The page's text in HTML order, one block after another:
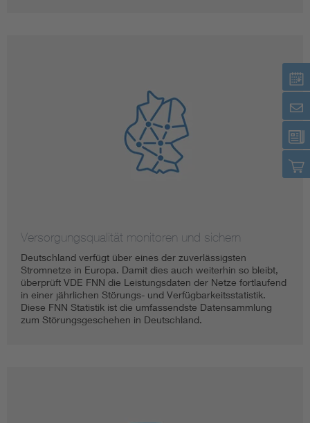
Versorgungsqualität monitoren und sichern
Deutschland verfügt über eines der zuverlässigsten
Stromnetze in Europa. Damit dies auch weiterhin so bleibt,
überprüft VDE FNN die Leistungsdaten der Netze fortlaufend
in einer jährlichen Störungs- und Verfügbarkeitsstatistik.
Diese FNN Statistik ist die umfassendste Datensammlung
zum Störungsgeschehen in Deutschland.